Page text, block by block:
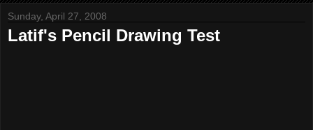
Sunday, April 27, 2008
Latif's Pencil Drawing Test